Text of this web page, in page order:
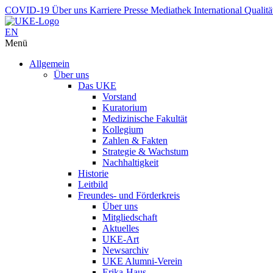
COVID-19 Über uns Karriere Presse Mediathek International
EN
Menü
Allgemein
Über uns
Das UKE
Vorstand
Kuratorium
Medizinische Fakultät
Kollegium
Zahlen & Fakten
Strategie & Wachstum
Nachhaltigkeit
Historie
Leitbild
Freundes- und Förderkreis
Über uns
Mitgliedschaft
Aktuelles
UKE-Art
Newsarchiv
UKE Alumni-Verein